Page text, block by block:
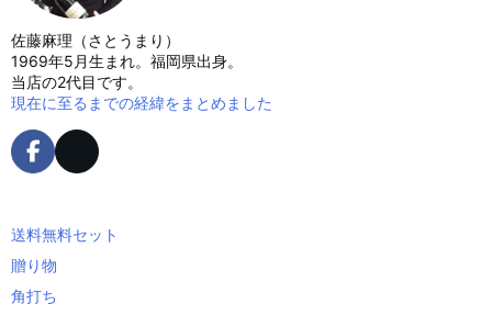
佐藤麻理（さとうまり）
1969年5月生まれ。福岡県出身。
当店の2代目です。
現在に至るまでの経緯をまとめました
送料無料セット
贈り物
角打ち